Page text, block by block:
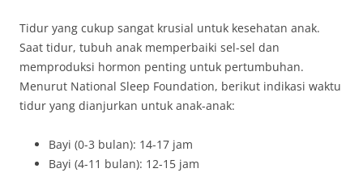
Tidur yang cukup sangat krusial untuk kesehatan anak.
Saat tidur, tubuh anak memperbaiki sel-sel dan
memproduksi hormon penting untuk pertumbuhan.
Menurut National Sleep Foundation, berikut indikasi waktu
tidur yang dianjurkan untuk anak-anak:
Bayi (0-3 bulan): 14-17 jam
Bayi (4-11 bulan): 12-15 jam